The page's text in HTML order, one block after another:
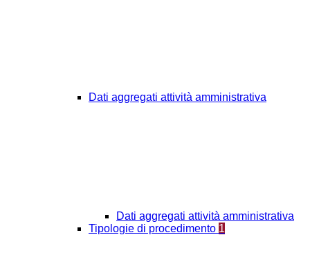
Dati aggregati attività amministrativa
Dati aggregati attività amministrativa
Tipologie di procedimento 1